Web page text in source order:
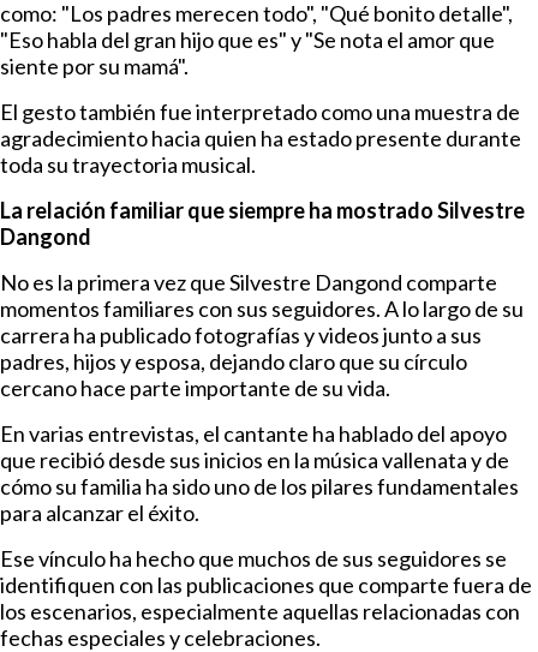
como: "Los padres merecen todo", "Qué bonito detalle",
"Eso habla del gran hijo que es" y "Se nota el amor que
siente por su mamá".
El gesto también fue interpretado como una muestra de
agradecimiento hacia quien ha estado presente durante
toda su trayectoria musical.
La relación familiar que siempre ha mostrado Silvestre
Dangond
No es la primera vez que Silvestre Dangond comparte
momentos familiares con sus seguidores. A lo largo de su
carrera ha publicado fotografías y videos junto a sus
padres, hijos y esposa, dejando claro que su círculo
cercano hace parte importante de su vida.
En varias entrevistas, el cantante ha hablado del apoyo
que recibió desde sus inicios en la música vallenata y de
cómo su familia ha sido uno de los pilares fundamentales
para alcanzar el éxito.
Ese vínculo ha hecho que muchos de sus seguidores se
identifiquen con las publicaciones que comparte fuera de
los escenarios, especialmente aquellas relacionadas con
fechas especiales y celebraciones.